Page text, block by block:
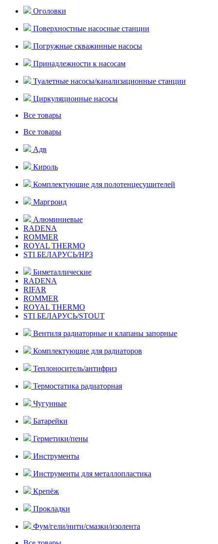
Оголовки
Поверхностные насосные станции
Погружные скважинные насосы
Принадлежности к насосам
Туалетные насосы/канализационные станции
Циркуляционные насосы
Все товары
Все товары
Адв
Кироль
Комплектующие для полотенцесушителей
Маргроид
Алюминиевые
RADENA
ROMMER
ROYAL THERMO
STI БЕЛАРУСЬ/НРЗ
Биметаллические
RADENA
RIFAR
ROMMER
ROYAL THERMO
STI БЕЛАРУСЬ/STOUT
Вентиля радиаторные и клапаны запорные
Комплектующие для радиаторов
Теплоноситель/антифриз
Термостатика радиаторная
Чугунные
Батарейки
Герметики/пены
Инструменты
Инструменты для металлопластика
Крепёж
Прокладки
Фум/гели/нити/смазки/изолента